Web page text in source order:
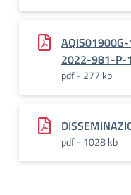
2022-981-P-
pdf - 277 kb
pdf - 1028 kb